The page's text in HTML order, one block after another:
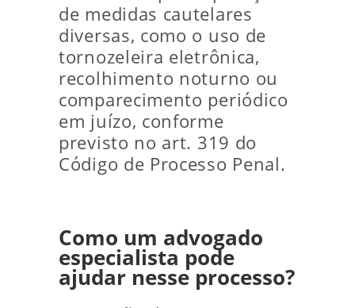
de medidas cautelares
diversas, como o uso de
tornozeleira eletrônica,
recolhimento noturno ou
comparecimento periódico
em juízo, conforme
previsto no art. 319 do
Código de Processo Penal.
Como um advogado
especialista pode
ajudar nesse processo?